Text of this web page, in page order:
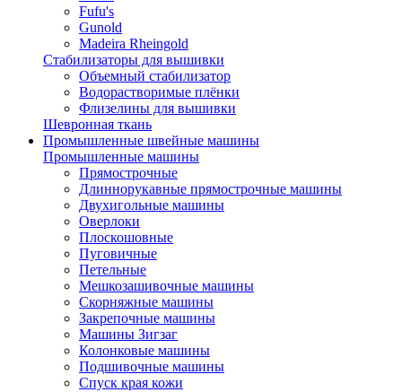
Fufu's
Gunold
Madeira Rheingold
Стабилизаторы для вышивки
Объемный стабилизатор
Водорастворимые плёнки
Флизелины для вышивки
Шевронная ткань
Промышленные швейные машины
Промышленные машины
Прямострочные
Длиннорукавные прямострочные машины
Двухигольные машины
Оверлоки
Плоскошовные
Пуговичные
Петельные
Мешкозашивочные машины
Скорняжные машины
Закрепочные машины
Машины Зигзаг
Колонковые машины
Подшивочные машины
Спуск края кожи